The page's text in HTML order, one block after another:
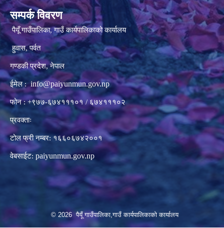
सम्पर्क विवरण
पैयूँ गाउँपालिका, गाउँ कार्यपालिकाको कार्यालय
हुवास, पर्वत
गण्डकी प्रदेश, नेपाल
ईमेल : info@paiyunmun.gov.np
फोन : +९७७-६७४१११०१ / ६७४१११०२
प्रवक्ताः
टोल फ्री नम्बर: १६६०६७४२००१
वेबसाईट: paiyunmun.gov.np
© 2026 पैयूँ गाउँपालिका,गाउँ कार्यपालिकाको कार्यालय